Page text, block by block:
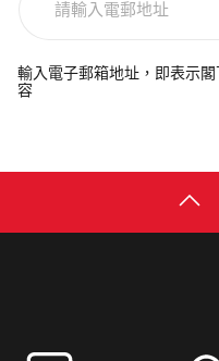
電
郵
輸入電子郵箱地址，即表示閣
容